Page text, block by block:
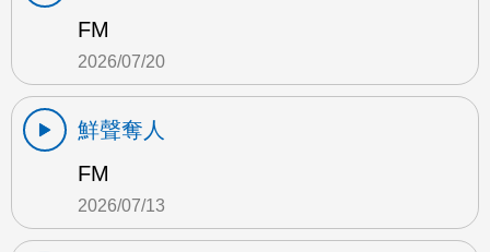
FM
2026/07/20
鮮聲奪人
FM
2026/07/13